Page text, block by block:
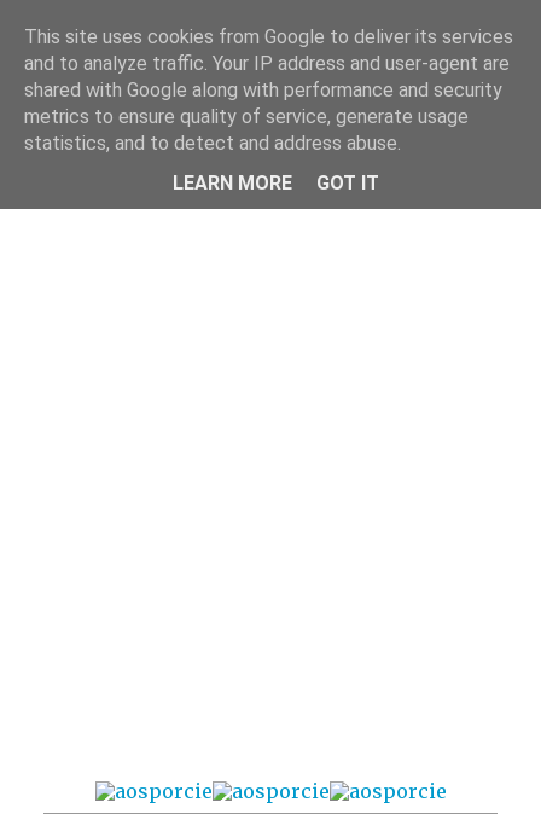
Menu
This site uses cookies from Google to deliver its services
and to analyze traffic. Your IP address and user-agent are
shared with Google along with performance and security
metrics to ensure quality of service, generate usage
statistics, and to detect and address abuse.
LEARN MORE
GOT IT